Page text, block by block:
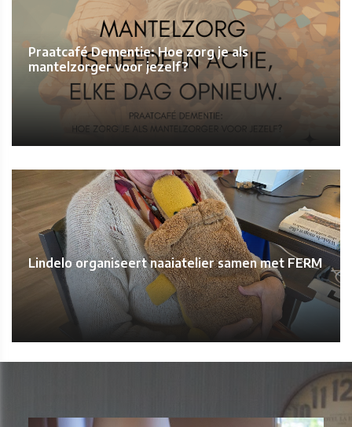
Praatcafé Dementie: Hoe zorg je als
mantelzorger voor jezelf?
Lindelo organiseert naaiatelier samen met FERM